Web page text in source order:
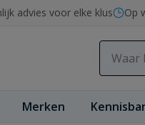
advies voor elke klus Op
Merken